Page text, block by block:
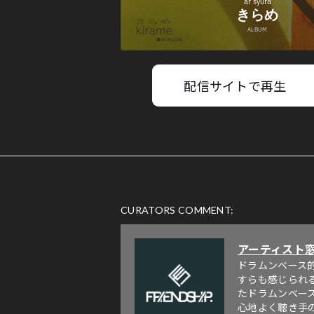
配信サイトで再生
CURATORS COMMENT:
アーティスト
ドラムンベー
すらも感じられ
たドラムンベー
心地よく聴き手